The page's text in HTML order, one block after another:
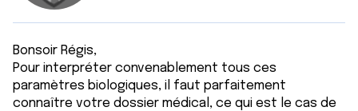
Bonsoir Régis,
Pour interpréter convenablement tous ces
paramètres biologiques, il faut parfaitement
connaître votre dossier médical, ce qui est le cas de